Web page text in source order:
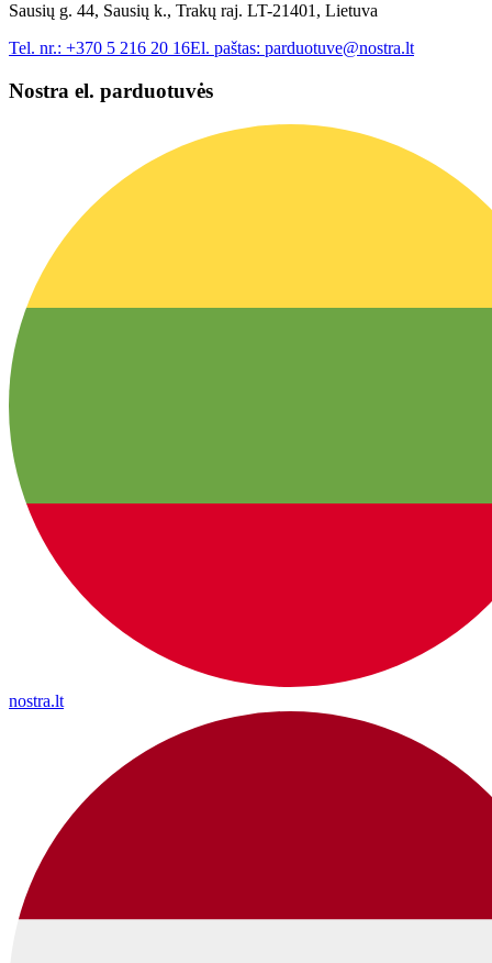
Sausių g. 44, Sausių k., Trakų raj. LT-21401, Lietuva
Tel. nr.: +370 5 216 20 16El. paštas: parduotuve@nostra.lt
Nostra el. parduotuvės
nostra.lt